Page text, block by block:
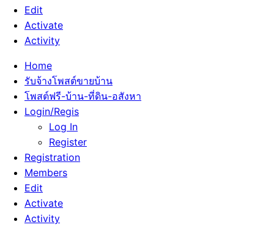
Edit
Activate
Activity
Home
รับจ้างโพสต์ขายบ้าน
โพสต์ฟรี-บ้าน-ที่ดิน-อสังหา
Login/Regis
Log In
Register
Registration
Members
Edit
Activate
Activity